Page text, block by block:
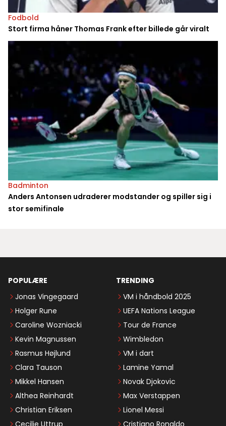
Fodbold
Stort firma håner Thomas Frank efter billede går viralt
Badminton
Anders Antonsen udraderer modstander og spiller sig i
stor semifinale
POPULÆRE
Jonas Vingegaard
Holger Rune
Caroline Wozniacki
Kevin Magnussen
Rasmus Højlund
Clara Tauson
Mikkel Hansen
Althea Reinhardt
Christian Eriksen
TRENDING
VM i håndbold 2025
UEFA Nations League
Tour de France
Wimbledon
VM i dart
Lamine Yamal
Novak Djokovic
Max Verstappen
Lionel Messi